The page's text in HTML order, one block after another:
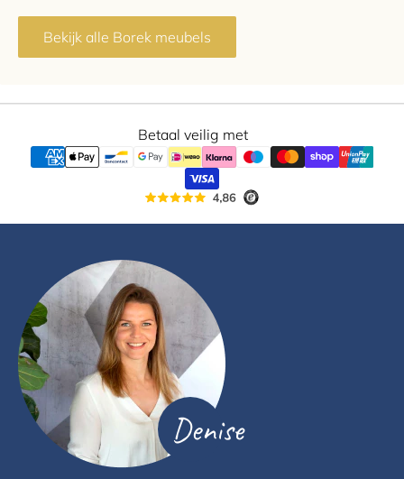
Bekijk alle Borek meubels
Betaal veilig met
Denise